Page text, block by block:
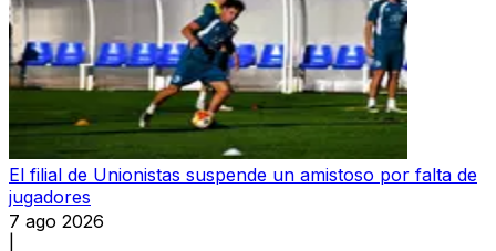
El filial de Unionistas suspende un amistoso por falta de
jugadores
7 ago 2026